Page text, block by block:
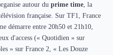
autour du prime time , la
française. Sur TF1, France
démarre entre 20h50 et 21h10,
d'access (« Quotidien » sur
» sur France 2, « Les Douze